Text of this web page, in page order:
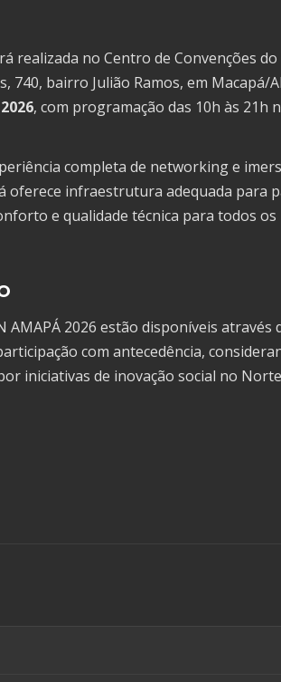
realizada no Centro de Convenções do
740, bairro Julião Ramos, em Macapá/
, com programação das 10h às 21h
completa de networking e
oferece infraestrutura adequada para
e qualidade técnica para todos os
AMAPÁ 2026 estão disponíveis através
com antecedência,
iniciativas de inovação social no